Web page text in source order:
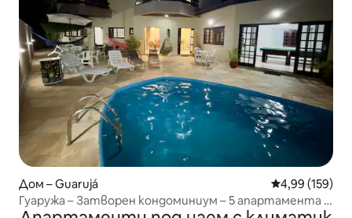
Дом – Guarujá Средна
4,99 (159)
Гуаружа – Затворен кондоминиум – 5 апартамента с